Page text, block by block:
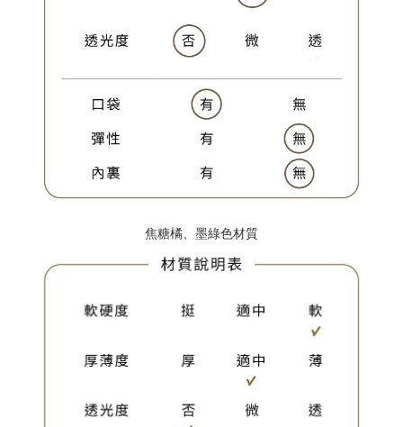
焦糖橘、墨綠色材質